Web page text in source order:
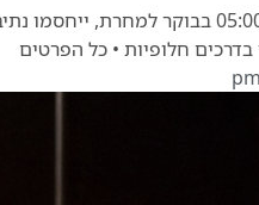
חלופיות • כל הפרטים